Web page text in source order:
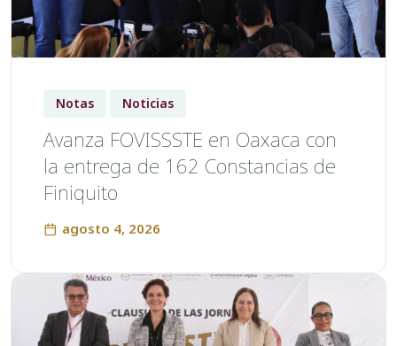
Notas Noticias
Avanza FOVISSSTE en Oaxaca con
la entrega de 162 Constancias de
Finiquito
agosto 4, 2026